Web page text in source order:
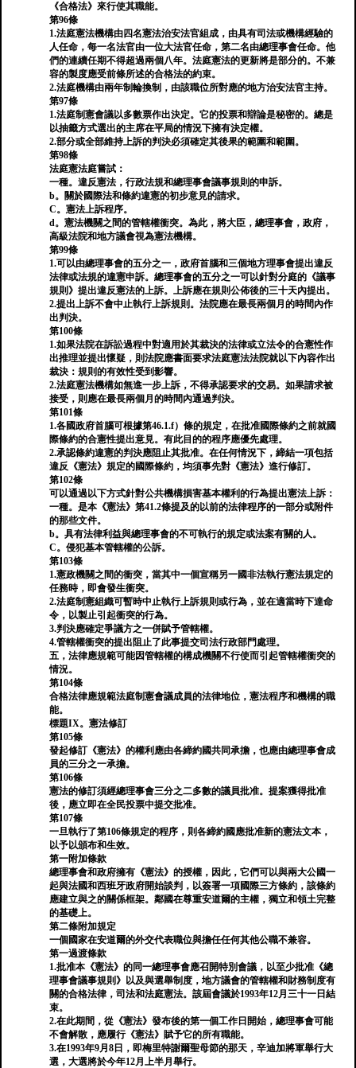
《合格法》來行使其職能。
第96條
1.法庭憲法機構由四名憲法治安法官組成，由具有司法或機構經驗的
人任命，每一名法官由一位大法官任命，第二名由總理事會任命。他
們的連續任期不得超過兩個八年。法庭憲法的更新將是部分的。不兼
容的製度應受前條所述的合格法的約束。
2.法庭機構由兩年制輪換制，由該職位所對應的地方治安法官主持。
第97條
1.法庭制憲會議以多數票作出決定。它的投票和辯論是秘密的。總是
以抽籤方式選出的主席在平局的情況下擁有決定權。
2.部分或全部維持上訴的判決必須確定其後果的範圍和範圍。
第98條
法庭憲法庭嘗試：
一種。違反憲法，行政法規和總理事會議事規則的申訴。
b。關於國際法和條約違憲的初步意見的請求。
C。憲法上訴程序。
d。憲法機關之間的管轄權衝突。為此，將大臣，總理事會，政府，
高級法院和地方議會視為憲法機構。
第99條
1.可以由總理事會的五分之一，政府首腦和三個地方理事會提出違反
法律或法規的違憲申訴。總理事會的五分之一可以針對分庭的《議事
規則》提出違反憲法的上訴。上訴應在規則公佈後的三十天內提出。
2.提出上訴不會中止執行上訴規則。法院應在最長兩個月的時間內作
出判決。
第100條
1.如果法院在訴訟過程中對適用於其裁決的法律或立法令的合憲性作
出推理並提出懷疑，則法院應書面要求法庭憲法法院就以下內容作出
裁決：規則的有效性受到影響。
2.法庭憲法機構如無進一步上訴，不得承認要求的交易。如果請求被
接受，則應在最長兩個月的時間內通過判決。
第101條
1.各國政府首腦可根據第46.1.f）條的規定，在批准國際條約之前就國
際條約的合憲性提出意見。有此目的的程序應優先處理。
2.承認條約違憲的判決應阻止其批准。在任何情況下，締結一項包括
違反《憲法》規定的國際條約，均須事先對《憲法》進行修訂。
第102條
可以通過以下方式針對公共機構損害基本權利的行為提出憲法上訴：
一種。是本《憲法》第41.2條提及的以前的法律程序的一部分或附件
的那些文件。
b。具有法律利益與總理事會的不可執行的規定或法案有關的人。
C。侵犯基本管轄權的公訴。
第103條
1.憲政機關之間的衝突，當其中一個宣稱另一國非法執行憲法規定的
任務時，即會發生衝突。
2.法庭制憲組織可暫時中止執行上訴規則或行為，並在適當時下達命
令，以製止引起衝突的行為。
3.判決應確定爭議方之一併賦予管轄權。
4.管轄權衝突的提出阻止了此事提交司法行政部門處理。
五，法律應規範可能因管轄權的構成機關不行使而引起管轄權衝突的
情況。
第104條
合格法律應規範法庭制憲會議成員的法律地位，憲法程序和機構的職
能。
標題IX。憲法修訂
第105條
發起修訂《憲法》的權利應由各締約國共同承擔，也應由總理事會成
員的三分之一承擔。
第106條
憲法的修訂須經總理事會三分之二多數的議員批准。提案獲得批准
後，應立即在全民投票中提交批准。
第107條
一旦執行了第106條規定的程序，則各締約國應批准新的憲法文本，
以予以頒布和生效。
第一附加條款
總理事會和政府擁有《憲法》的授權，因此，它們可以與兩大公國一
起與法國和西班牙政府開始談判，以簽署一項國際三方條約，該條約
應建立與之的關係框架。鄰國在尊重安道爾的主權，獨立和領土完整
的基礎上。
第二條附加規定
一個國家在安道爾的外交代表職位與擔任任何其他公職不兼容。
第一過渡條款
1.批准本《憲法》的同一總理事會應召開特別會議，以至少批准《總
理事會議事規則》以及與選舉制度，地方議會的管轄權和財務制度有
關的合格法律，司法和法庭憲法。該屆會議於1993年12月三十一日結
束。
2.在此期間，從《憲法》發布後的第一個工作日開始，總理事會可能
不會解散，應履行《憲法》賦予它的所有職能。
3.在1993年9月8日，即梅里特謝爾聖母節的那天，辛迪加將軍舉行大
選，大選將於今年12月上半月舉行。